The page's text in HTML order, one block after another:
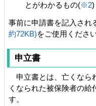
とがわかるもの(※2)
事前に申請書を記入され
約72KB)をご使用ください
申立書
申立書とは、亡くなら
くなられた被保険者の
す。